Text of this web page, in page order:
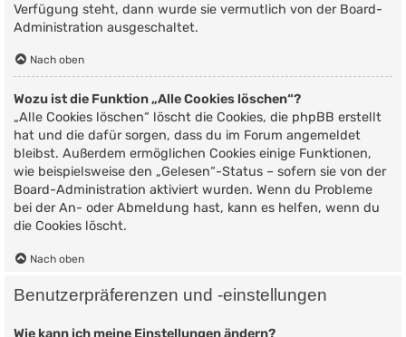
Verfügung steht, dann wurde sie vermutlich von der Board-
Administration ausgeschaltet.
Nach oben
Wozu ist die Funktion „Alle Cookies löschen“?
„Alle Cookies löschen“ löscht die Cookies, die phpBB erstellt
hat und die dafür sorgen, dass du im Forum angemeldet
bleibst. Außerdem ermöglichen Cookies einige Funktionen,
wie beispielsweise den „Gelesen“-Status – sofern sie von der
Board-Administration aktiviert wurden. Wenn du Probleme
bei der An- oder Abmeldung hast, kann es helfen, wenn du
die Cookies löscht.
Nach oben
Benutzerpräferenzen und -einstellungen